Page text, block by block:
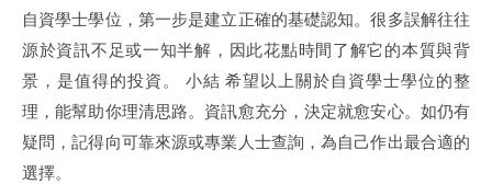
自資學士學位，第一步是建立正確的基礎認知。很多誤解往往
源於資訊不足或一知半解，因此花點時間了解它的本質與背
景，是值得的投資。 小結 希望以上關於自資學士學位的整
理，能幫助你理清思路。資訊愈充分，決定就愈安心。如仍有
疑問，記得向可靠來源或專業人士查詢，為自己作出最合適的
選擇。